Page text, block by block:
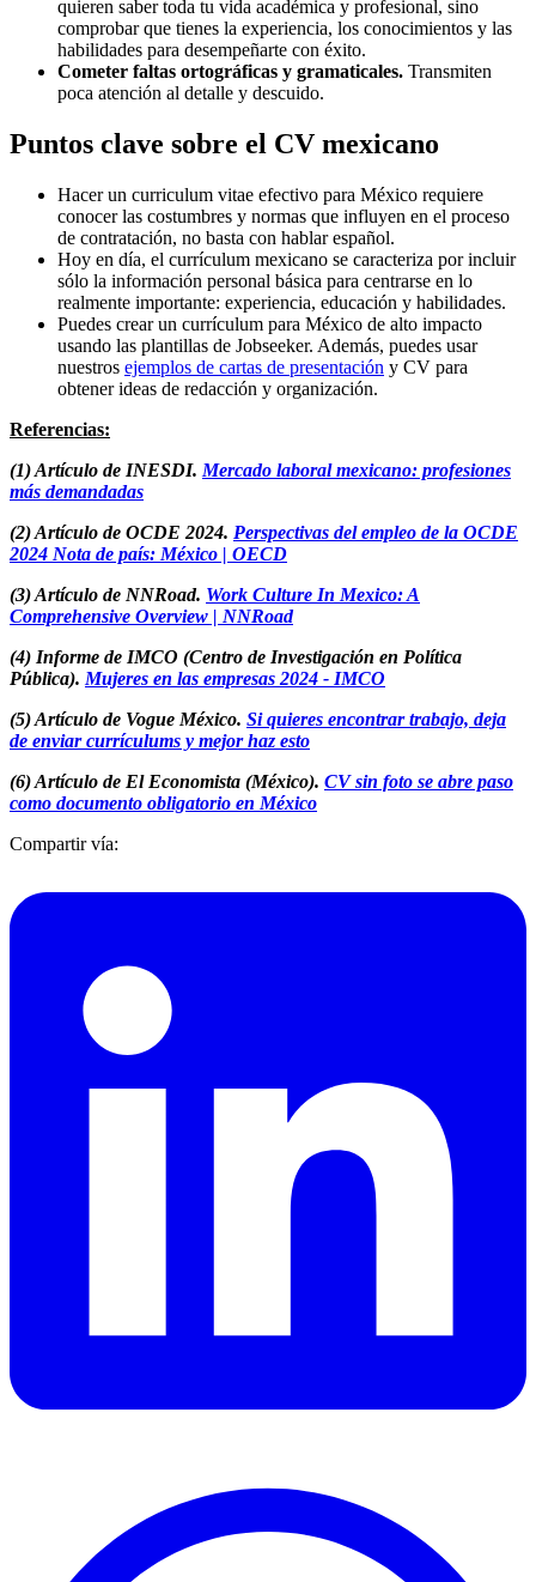
quieren saber toda tu vida académica y profesional, sino
comprobar que tienes la experiencia, los conocimientos y las
habilidades para desempeñarte con éxito.
Cometer faltas ortográficas y gramaticales. Transmiten
poca atención al detalle y descuido.
Puntos clave sobre el CV mexicano
Hacer un curriculum vitae efectivo para México requiere
conocer las costumbres y normas que influyen en el proceso
de contratación, no basta con hablar español.
Hoy en día, el currículum mexicano se caracteriza por incluir
sólo la información personal básica para centrarse en lo
realmente importante: experiencia, educación y habilidades.
Puedes crear un currículum para México de alto impacto
usando las plantillas de Jobseeker. Además, puedes usar
nuestros ejemplos de cartas de presentación y CV para
obtener ideas de redacción y organización.
Referencias:
(1) Artículo de INESDI. Mercado laboral mexicano: profesiones
más demandadas
(2) Artículo de OCDE 2024. Perspectivas del empleo de la OCDE
2024 Nota de país: México | OECD
(3) Artículo de NNRoad. Work Culture In Mexico: A
Comprehensive Overview | NNRoad
(4) Informe de IMCO (Centro de Investigación en Política
Pública). Mujeres en las empresas 2024 - IMCO
(5) Artículo de Vogue México. Si quieres encontrar trabajo, deja
de enviar currículums y mejor haz esto
(6) Artículo de El Economista (México). CV sin foto se abre paso
como documento obligatorio en México
Compartir vía: